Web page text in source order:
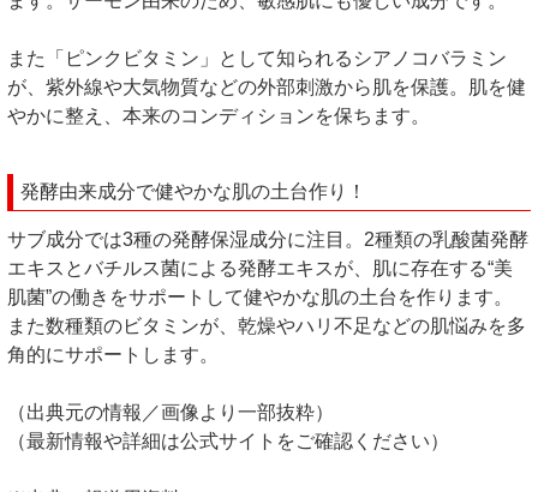
また「ピンクビタミン」として知られるシアノコバラミン
が、紫外線や大気物質などの外部刺激から肌を保護。肌を健
やかに整え、本来のコンディションを保ちます。
発酵由来成分で健やかな肌の土台作り！
サブ成分では3種の発酵保湿成分に注目。2種類の乳酸菌発酵
エキスとバチルス菌による発酵エキスが、肌に存在する“美
肌菌”の働きをサポートして健やかな肌の土台を作ります。
また数種類のビタミンが、乾燥やハリ不足などの肌悩みを多
角的にサポートします。
（出典元の情報／画像より一部抜粋）
（最新情報や詳細は公式サイトをご確認ください）